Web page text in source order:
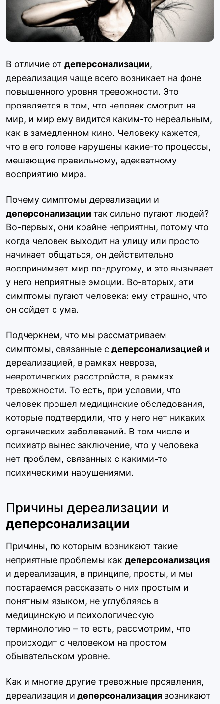
В отличие от деперсонализации,
дереализация чаще всего возникает на фоне
повышенного уровня тревожности. Это
проявляется в том, что человек смотрит на
мир, и мир ему видится каким-то нереальным,
как в замедленном кино. Человеку кажется,
что в его голове нарушены какие-то процессы,
мешающие правильному, адекватному
восприятию мира.
Почему симптомы дереализации и
деперсонализации так сильно пугают людей?
Во-первых, они крайне неприятны, потому что
когда человек выходит на улицу или просто
начинает общаться, он действительно
воспринимает мир по-другому, и это вызывает
у него неприятные эмоции. Во-вторых, эти
симптомы пугают человека: ему страшно, что
он сойдет с ума.
Подчеркнем, что мы рассматриваем
симптомы, связанные с деперсонализацией и
дереализацией, в рамках невроза,
невротических расстройств, в рамках
тревожности. То есть, при условии, что
человек прошел медицинские обследования,
которые подтвердили, что у него нет никаких
органических заболеваний. В том числе и
психиатр вынес заключение, что у человека
нет проблем, связанных с какими-то
психическими нарушениями.
Причины дереализации и
деперсонализации
Причины, по которым возникают такие
неприятные проблемы как деперсонализация
и дереализация, в принципе, просты, и мы
постараемся рассказать о них простым и
понятным языком, не углубляясь в
медицинскую и психологическую
терминологию – то есть, рассмотрим, что
происходит с человеком на простом
обывательском уровне.
Как и многие другие тревожные проявления,
дереализация и деперсонализация возникают